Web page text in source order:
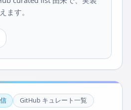
ます。
GitHub キュレート一覧